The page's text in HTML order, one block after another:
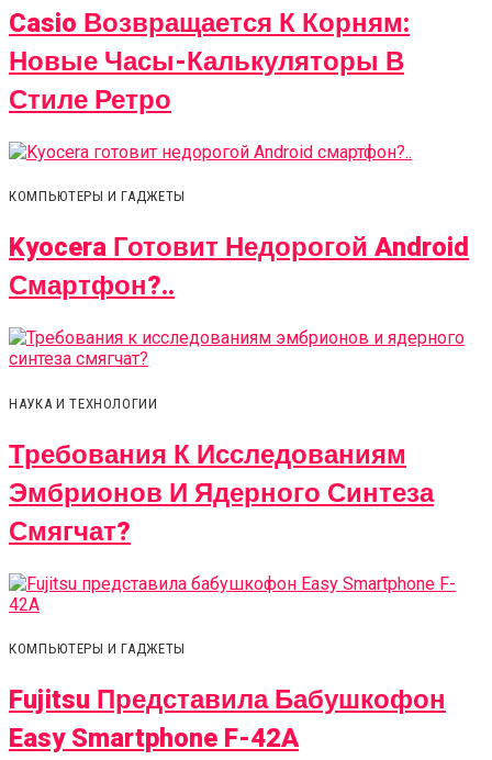
Casio Возвращается К Корням:
Новые Часы-Калькуляторы В
Стиле Ретро
КОМПЬЮТЕРЫ И ГАДЖЕТЫ
Kyocera Готовит Недорогой Android
Смартфон?..
НАУКА И ТЕХНОЛОГИИ
Требования К Исследованиям
Эмбрионов И Ядерного Синтеза
Смягчат?
КОМПЬЮТЕРЫ И ГАДЖЕТЫ
Fujitsu Представила Бабушкофон
Easy Smartphone F-42A